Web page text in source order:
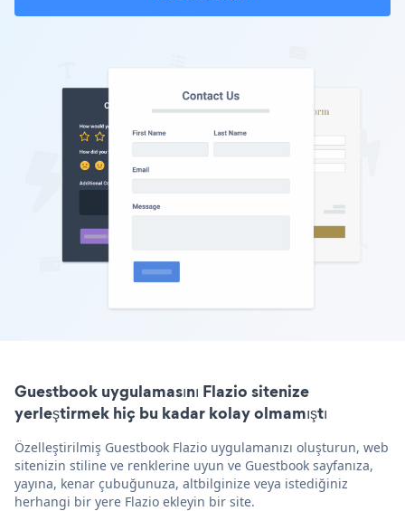
Guestbook uygulamasını Flazio sitenize
yerleştirmek hiç bu kadar kolay olmamıştı
Özelleştirilmiş Guestbook Flazio uygulamanızı oluşturun, web
sitenizin stiline ve renklerine uyun ve Guestbook sayfanıza,
yayına, kenar çubuğunuza, altbilginize veya istediğiniz
herhangi bir yere Flazio ekleyin bir site.